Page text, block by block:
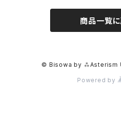
ガーデンクォーツ
ルチルクォーツ
商品一覧
© Bisowa by ⁂Asterism
Powered by